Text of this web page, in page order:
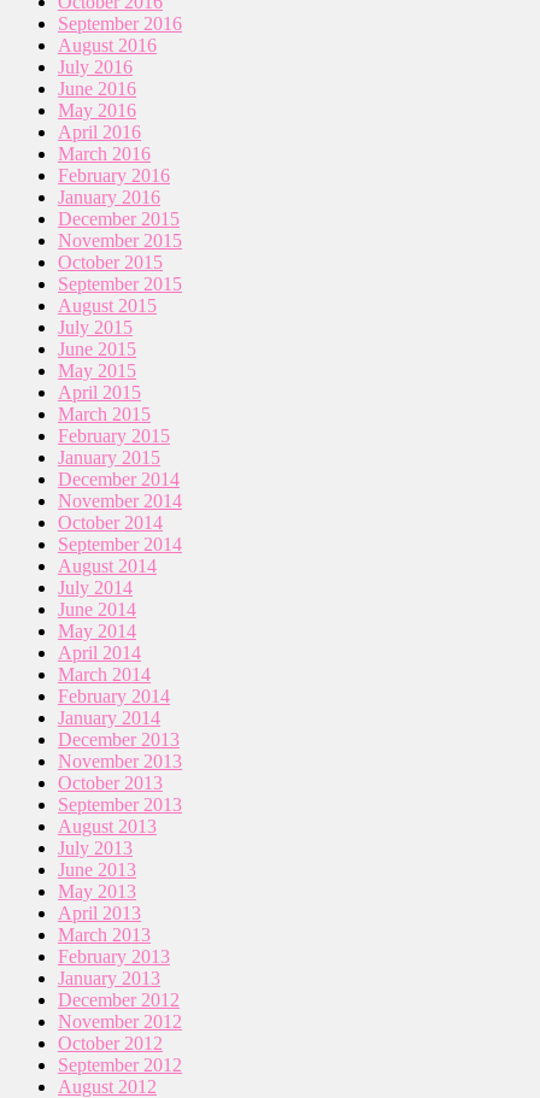
September 2016
August 2016
July 2016
June 2016
May 2016
April 2016
March 2016
February 2016
January 2016
December 2015
November 2015
October 2015
September 2015
August 2015
July 2015
June 2015
May 2015
April 2015
March 2015
February 2015
January 2015
December 2014
November 2014
October 2014
September 2014
August 2014
July 2014
June 2014
May 2014
April 2014
March 2014
February 2014
January 2014
December 2013
November 2013
October 2013
September 2013
August 2013
July 2013
June 2013
May 2013
April 2013
March 2013
February 2013
January 2013
December 2012
November 2012
October 2012
September 2012
August 2012